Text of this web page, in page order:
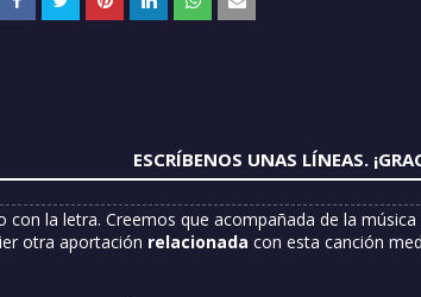
ESCRÍBENOS UNAS LÍNEAS.
con la letra. Creemos que acompañada de la
otra aportación relacionada con esta canción